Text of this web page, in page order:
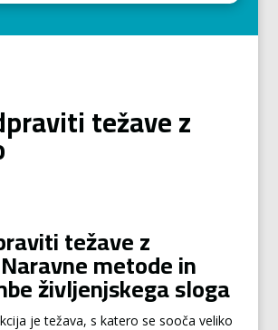
težave z
težave z
metode in
življenjskega sloga
je težava, s katero se sooča veliko